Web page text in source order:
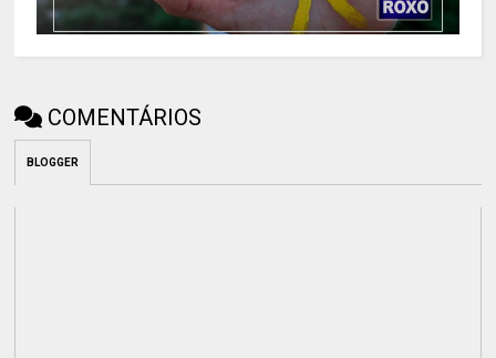
COMENTÁRIOS
BLOGGER